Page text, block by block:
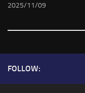
2025/11/09
FOLLOW: